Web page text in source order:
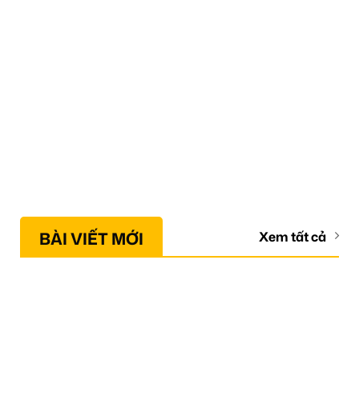
BÀI VIẾT MỚI Xem tất cả